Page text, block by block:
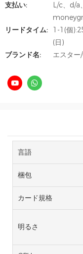
支払い:
L/c、d/a
リードタイム:
1-1(個
(日)
ブランド名:
エスタ
言語
梱包
カード規格
明るさ